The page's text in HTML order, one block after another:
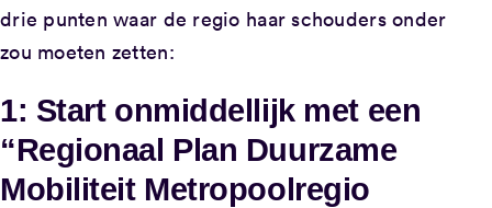
drie punten waar de regio haar schouders onder
zou moeten zetten:
1: Start onmiddellijk met een
“Regionaal Plan Duurzame
Mobiliteit Metropoolregio